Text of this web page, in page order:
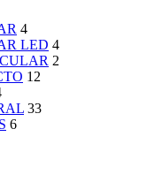
4
LED 4
2
12
33
6